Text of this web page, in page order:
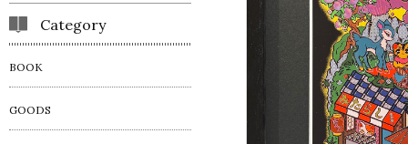
Category
BOOK
GOODS